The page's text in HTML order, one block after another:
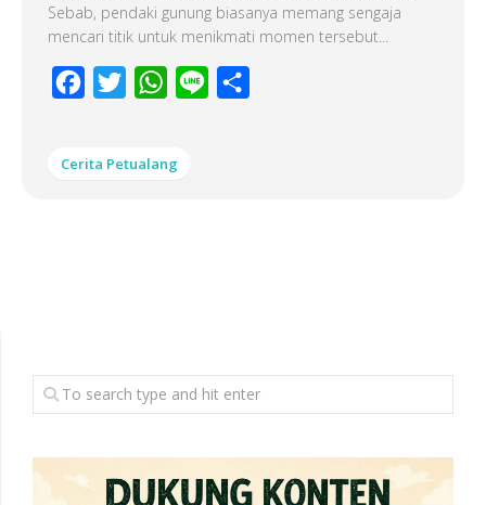
Sebab, pendaki gunung biasanya memang sengaja
mencari titik untuk menikmati momen tersebut...
Facebook
Twitter WhatsApp
Line
Cerita Petualang